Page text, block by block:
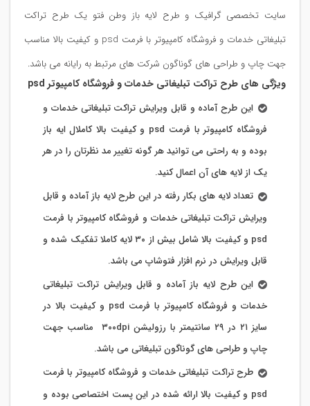
سایت تخصصی گرافیک و طرح لایه باز وطن فتو یک طرح تراکت
تبلیغاتی خدمات و فروشگاه کامپیوتر با فرمت psd و کیفیت بالا مناسب
جهت چاپ و طراحی های گوناگون شرکت های مرتبط به رایانه می باشد.
ویژگی های طرح تراکت تبلیغاتی خدمات و فروشگاه کامپیوتر psd
این طرح آماده و قابل ویرایش تراکت تبلیغاتی خدمات و
فروشگاه کامپیوتر با فرمت psd و کیفیت بالا کاملال ایه باز
بوده و به راحتی می توانید هر گونه تغییر مد نظرتان را در هر
یک از لایه های آن اعمال کنید.
تعداد لایه های بکار رفته در این طرح لایه باز آماده و قابل
ویرایش تراکت تبلیغاتی خدمات و فروشگاه کامپیوتر با فرمت
psd و کیفیت بالا شامل بیش از ۳۰ لایه کاملا تفکیک شده و
قابل ویرایش در نرم افزار فتوشاپ می باشد.
این طرح لایه باز آماده و قابل ویرایش تراکت تبلیغاتی
خدمات و فروشگاه کامپیوتر با فرمت psd و کیفیت بالا در
سایز ۲۱ در ۲۹ سانتیمتر با رزولیشن ۳۰۰dpi مناسب جهت
چاپ و طراحی های گوناگون تبلیغاتی می باشد.
طرح تراکت تبلیغاتی خدمات و فروشگاه کامپیوتر با فرمت
psd و کیفیت بالا ارائه شده در این پست اختصاصی بوده و